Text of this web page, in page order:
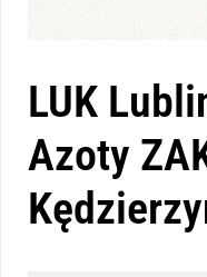
LUK
Azoty